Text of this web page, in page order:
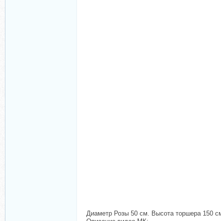
Диаметр Розы 50 см. Высота торшера 150